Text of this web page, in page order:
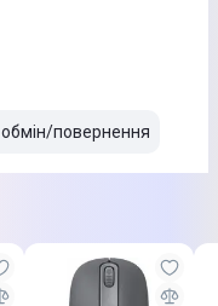
обмін/повернення